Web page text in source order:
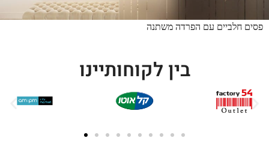
פסים חלביים עם הפרדה משתנה
בין לקוחותיינו